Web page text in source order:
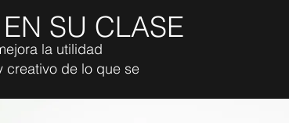
SU CLASE
la utilidad
creativo de lo que se